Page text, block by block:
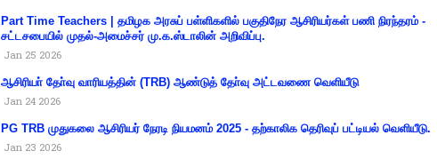
Part Time Teachers | தமிழக அரசுப் பள்ளிகளில் பகுதிநேர ஆசிரியர்கள் பணி நிரந்தரம் -
சட்டசபையில் முதல்-அமைச்சர் மு.க.ஸ்டாலின் அறிவிப்பு.
Jan 25 2026
ஆசிரியா் தோ்வு வாரியத்தின் (TRB) ஆண்டுத் தோ்வு அட்டவணை வெளியீடு
Jan 24 2026
PG TRB முதுகலை ஆசிரியர் நேரடி நியமனம் 2025 - தற்காலிக தெரிவுப் பட்டியல் வெளியீடு.
Jan 23 2026